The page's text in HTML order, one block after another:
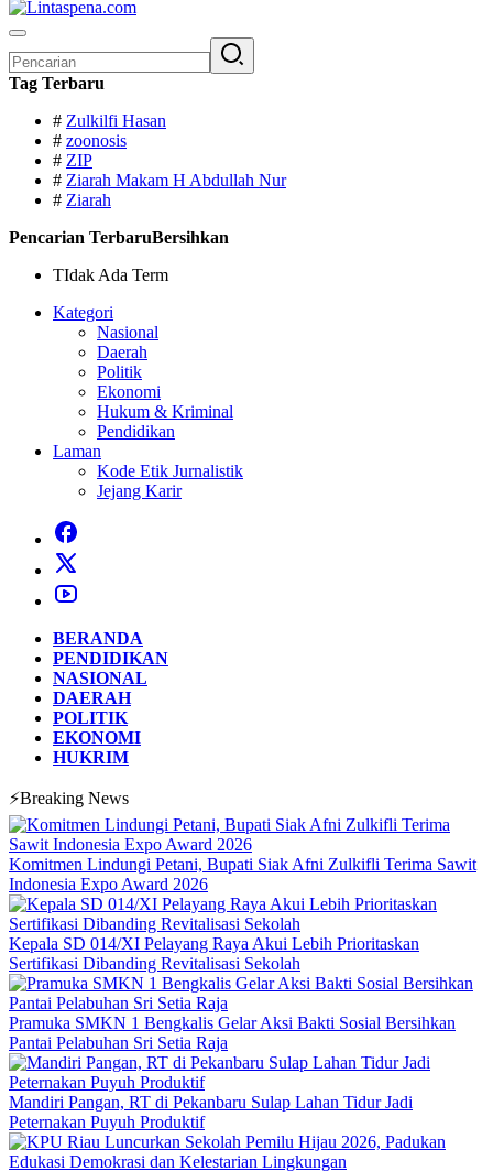
untuk:
Tag Terbaru
# Zulkilfi Hasan
# zoonosis
# ZIP
# Ziarah Makam H Abdullah Nur
# Ziarah
Pencarian TerbaruBersihkan
TIdak Ada Term
Kategori
Nasional
Daerah
Politik
Ekonomi
Hukum & Kriminal
Pendidikan
Laman
Kode Etik Jurnalistik
Jejang Karir
BERANDA
PENDIDIKAN
NASIONAL
DAERAH
POLITIK
EKONOMI
HUKRIM
⚡Breaking News
Komitmen Lindungi Petani, Bupati Siak Afni Zulkifli Terima Sawit
Indonesia Expo Award 2026
Kepala SD 014/XI Pelayang Raya Akui Lebih Prioritaskan
Sertifikasi Dibanding Revitalisasi Sekolah
Pramuka SMKN 1 Bengkalis Gelar Aksi Bakti Sosial Bersihkan
Pantai Pelabuhan Sri Setia Raja
Mandiri Pangan, RT di Pekanbaru Sulap Lahan Tidur Jadi
Peternakan Puyuh Produktif